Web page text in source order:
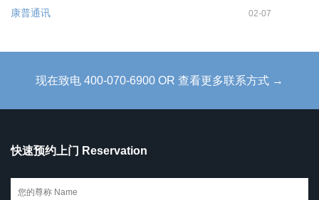
康普通讯 02-07
现在致电 400-070-6900 OR 查看更多联系方式 →
快速预约上门 Reservation